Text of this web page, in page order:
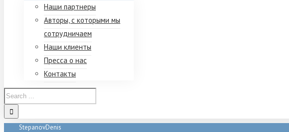
Наши партнеры
Авторы, с которыми мы
сотрудничаем
Наши клиенты
Пресса о нас
Контакты
StepanovDenis